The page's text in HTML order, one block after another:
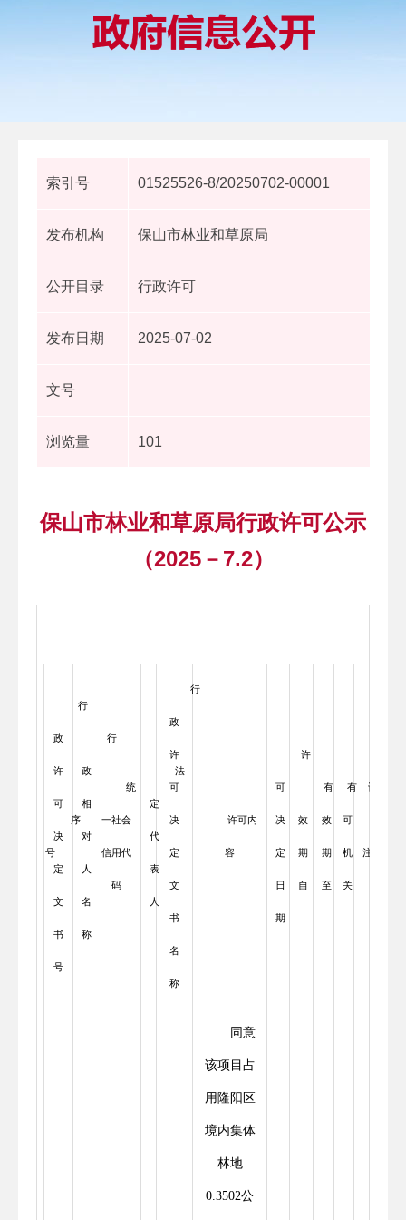
索引号 01525526-8/20250702-00001
发布机构 保山市林业和草原局
公开目录 行政许可
发布日期 2025-07-02
文号
浏览量 101
保山市林业和草原局行政许可公示
（2025－7.2）
序
号
行
政
许
可
决
定
文
书
号
行
政
相
对
人
名
称
统
一社会
信用代
码
法
定
代
表
人
行
政
许
可
决
定
文
书
名
称
许可内
容
许
可
决
定
日
期
有
效
期
自
有
效
期
至
许
可
机
关
注
同意
该项目占
用隆阳区
境内集体
林地
0.3502公